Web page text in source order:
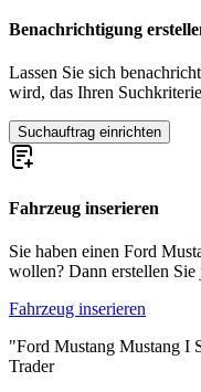
Ford Mustang I Serie
Ford Mustang I
Ford Mustang I Serie
Ford Mustang I Serie
Ford Mustang I Serie
Ford Mustang I Serie
Ford Mustang I
Ford Mustang I
Ford Mustang I Serie
Ford Mustang I
Ford Mustang I Serie
Benachrichtigung
Lassen Sie sich
wird, das Ihren
Suchauftrag einrichten
Fahrzeug inserieren
Sie haben einen Ford
wollen? Dann erstellen Sie
Fahrzeug inserieren
"Ford Mustang Mustang I
Trader